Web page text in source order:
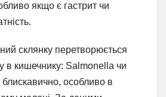
якщо є гастрит чи
склянку перетворюється
в кишечнику: Salmonella чи
особливо в